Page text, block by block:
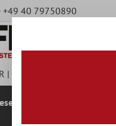
+49 40 79750890
|